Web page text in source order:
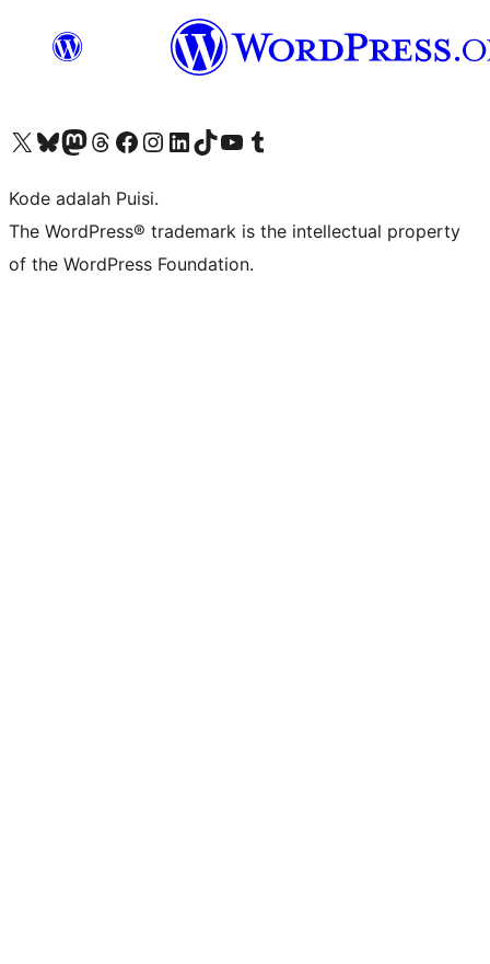
Kunjungi akun X (sebelumnya Twitter) kamiVisit our Bluesky account
Kunjungi akun Mastodon kami
Visit our Threads account
Kunjungi halaman Facebook kamiKunjungi akun Instagram kamiKunjungi akun LinkedIn kami
Visit our TikTok account
Kunjungi channel YouTube kamiVisit our Tumblr account
Kode adalah Puisi.
The WordPress® trademark is the intellectual property
of the WordPress Foundation.